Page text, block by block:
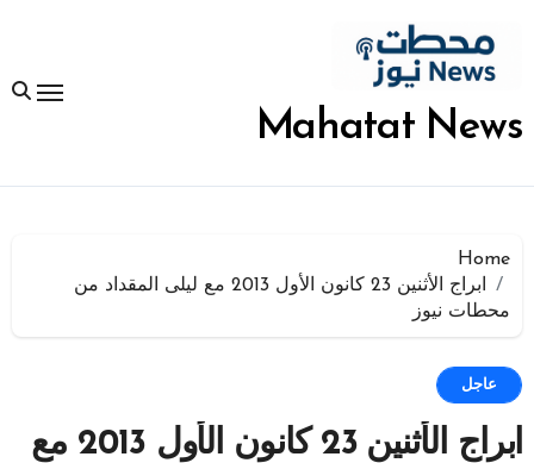
المحتوى
Mahatat News
Home
ابراج الأثنين 23 كانون الأول 2013 مع ليلى المقداد من
محطات نيوز
عاجل
ابراج الأثنين 23 كانون الأول 2013 مع